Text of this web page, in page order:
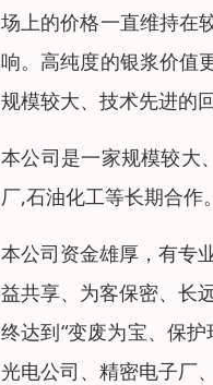
场上的价格一直维持在
响。高纯度的银浆价值
规模较大、技术先进的
本公司是一家规模较大
厂,石油化工等长期合作。
本公司资金雄厚，有专
益共享、为客保密、长
终达到“变废为宝、保
光电公司、精密电子厂